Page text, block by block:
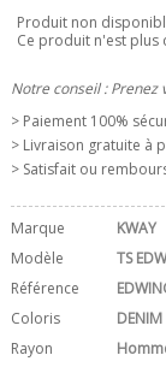
Produit non
Ce produit n'est
Notre conseil :
> Paiement 100%
> Livraison gratuite à
> Satisfait ou
Marque
KWAY
Modèle
TS
Référence
Coloris
DENIM
Rayon